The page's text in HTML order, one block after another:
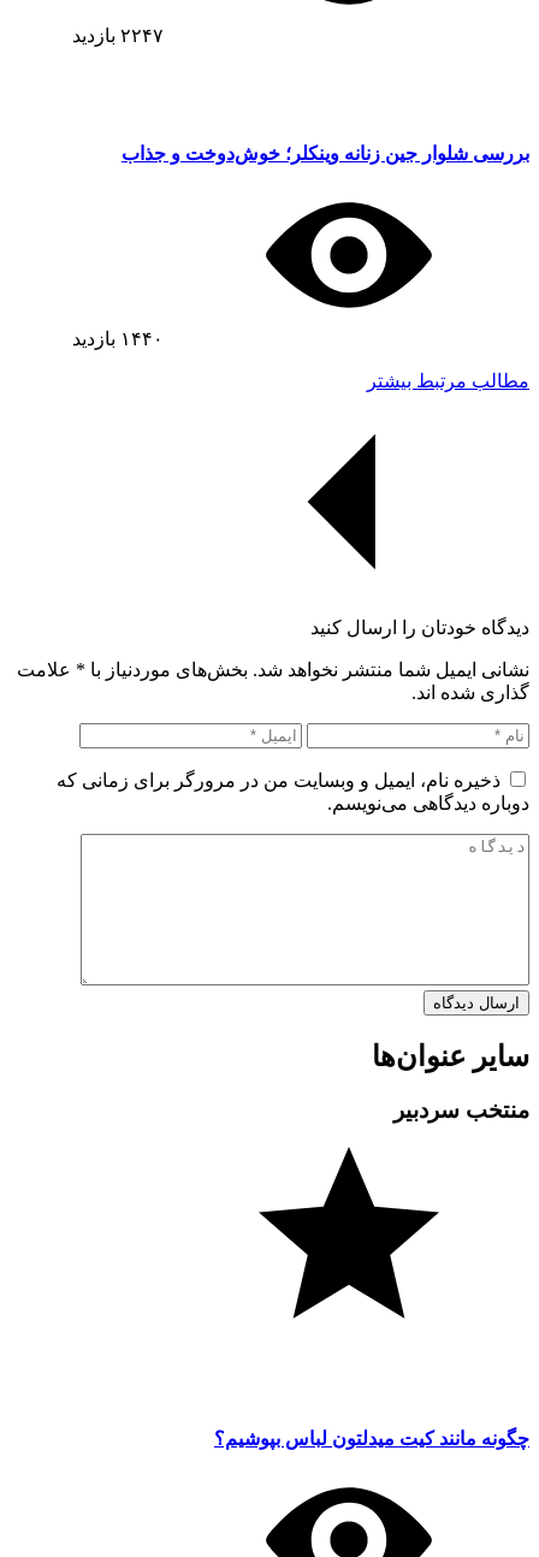
۲۲۴۷ بازدید
بررسی شلوار جین زنانه وینکلر؛ خوش‌دوخت و جذاب
۱۴۴۰ بازدید
مطالب مرتبط بیشتر
دیدگاه خودتان را ارسال کنید
نشانی ایمیل شما منتشر نخواهد شد. بخش‌های موردنیاز با * علامت
گذاری شده اند.
ذخیره نام، ایمیل و وبسایت من در مرورگر برای زمانی که
دوباره دیدگاهی می‌نویسم.
سایر عنوان‌ها
منتخب سردبیر
چگونه مانند کیت میدلتون لباس بپوشیم؟